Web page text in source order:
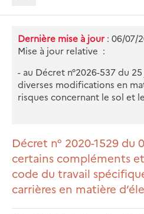
Dernière mise à jour : 06/07/
Mise à jour relative :
- au Décret n°2026-537 du
diverses modifications en
risques concernant le sol et
Décret n° 2020-1529 du
certains compléments
code du travail
carrières en matière